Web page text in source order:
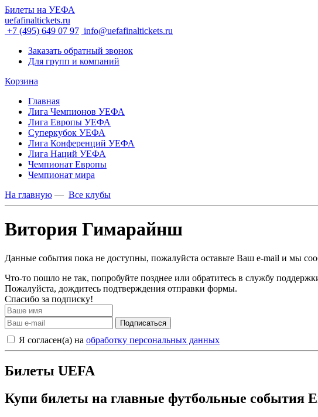
Билеты на УЕФА
uefafinaltickets.ru
+7 (495) 649 07 97 info@uefafinaltickets.ru
Заказать обратный звонок
Для групп и компаний
Корзина
Главная
Лига Чемпионов УЕФА
Лига Европы УЕФА
Суперкубок УЕФА
Лига Конференций УЕФА
Лига Наций УЕФА
Чемпионат Европы
Чемпионат мира
На главную — Все клубы
Витория Гимарайнш
Данные события пока не доступны, пожалуйста оставьте Ваш e-mail и мы
Что-то пошло не так, попробуйте позднее или обратитесь в службу
Пожалуйста, дождитесь подтверждения отправки формы.
Спасибо за подписку!
Подписаться
Я согласен(а) на обработку персональных данных
Билеты UEFA
Купи билеты на главные футбольные события